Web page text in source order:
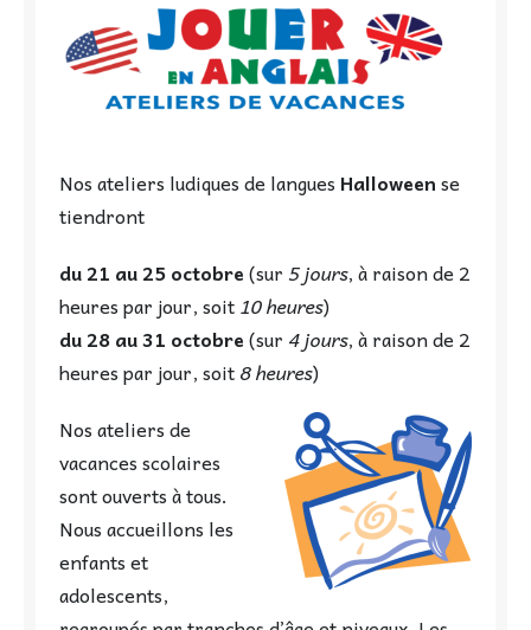
Nos ateliers ludiques de langues Halloweense
tiendront
du 21 au 25 octobre(sur 5 jours, à raison de 2
heures par jour, soit10 heures)
du 28 au 31 octobre(sur 4 jours, à raison de 2
heures par jour, soit8 heures)
Nos ateliers de
vacances scolaires
sont ouverts à tous.
Nous accueillons les
enfants et
adolescents,